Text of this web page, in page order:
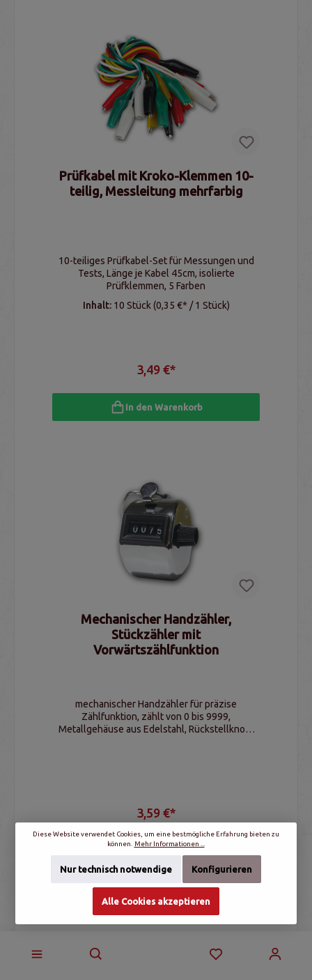
Prüfkabel mit Kroko-Klemmen 10-
teilig, Messleitung mehrfarbig
10-teiliges Prüfkabel-Set für Messungen und
Tests, Länge je Kabel 45cm, isolierte
Prüfklemmen, 5 Farben
Inhalt: 10 Stück(0,35 €* / 1 Stück)
3,49 €*
In den Warenkorb
Mechanischer Handzähler,
Stückzähler mit
Vorwärtszählfunktion
mechanischer Handzähler für präzise
Zählfunktion, zählt von 0 bis 9999,
Metallgehäuse aus Edelstahl, Rückstellknopf
3,59 €*
In den Warenkorb
Diese Website verwendet Cookies, um eine bestmögliche Erfahrung bieten zu
können.
Mehr Informationen ...
Nur technisch notwendige Konfigurieren
Alle Cookies akzeptieren